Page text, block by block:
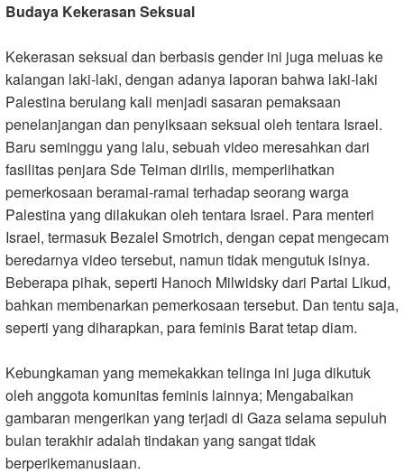
Budaya Kekerasan Seksual
Kekerasan seksual dan berbasis gender ini juga meluas ke
kalangan laki-laki, dengan adanya laporan bahwa laki-laki
Palestina berulang kali menjadi sasaran pemaksaan
penelanjangan dan penyiksaan seksual oleh tentara Israel.
Baru seminggu yang lalu, sebuah video meresahkan dari
fasilitas penjara Sde Teiman dirilis, memperlihatkan
pemerkosaan beramai-ramai terhadap seorang warga
Palestina yang dilakukan oleh tentara Israel. Para menteri
Israel, termasuk Bezalel Smotrich, dengan cepat mengecam
beredarnya video tersebut, namun tidak mengutuk isinya.
Beberapa pihak, seperti Hanoch Milwidsky dari Partai Likud,
bahkan membenarkan pemerkosaan tersebut. Dan tentu saja,
seperti yang diharapkan, para feminis Barat tetap diam.
Kebungkaman yang memekakkan telinga ini juga dikutuk
oleh anggota komunitas feminis lainnya; Mengabaikan
gambaran mengerikan yang terjadi di Gaza selama sepuluh
bulan terakhir adalah tindakan yang sangat tidak
berperikemanusiaan.